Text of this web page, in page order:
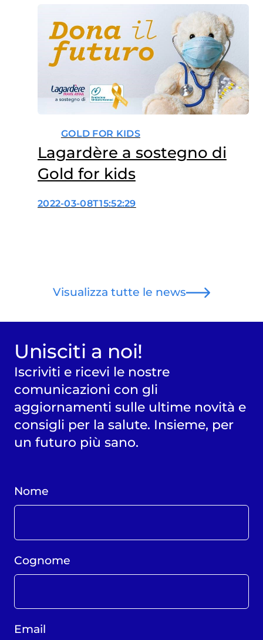
GOLD FOR KIDS
Lagardère a sostegno di
Gold for kids
2022-03-08T15:52:29
Visualizza tutte le news
Unisciti a noi!
Iscriviti e ricevi le nostre
comunicazioni con gli
aggiornamenti sulle ultime novità e
consigli per la salute. Insieme, per
un futuro più sano.
Nome
Cognome
Email